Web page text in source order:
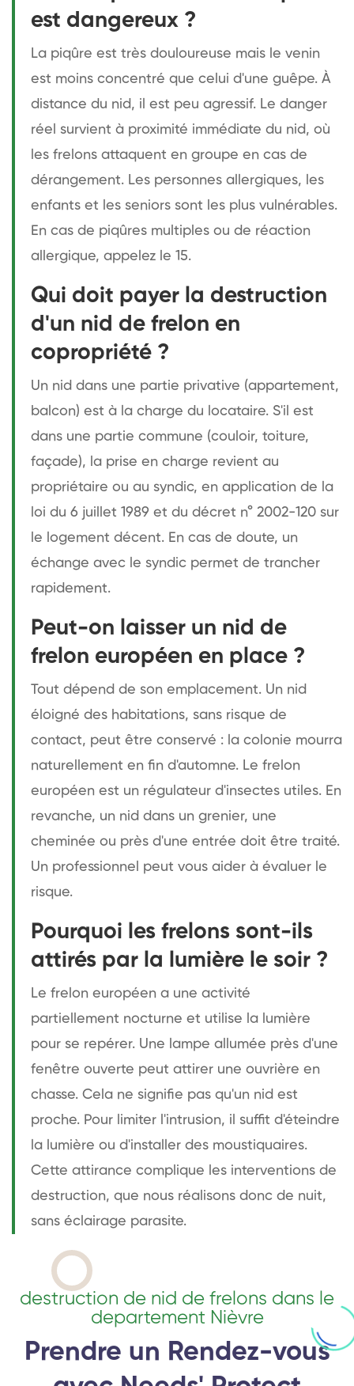
est dangereux ?
La piqûre est très douloureuse mais le venin
est moins concentré que celui d'une guêpe. À
distance du nid, il est peu agressif. Le danger
réel survient à proximité immédiate du nid, où
les frelons attaquent en groupe en cas de
dérangement. Les personnes allergiques, les
enfants et les seniors sont les plus vulnérables.
En cas de piqûres multiples ou de réaction
allergique, appelez le 15.
Qui doit payer la destruction
d'un nid de frelon en
copropriété ?
Un nid dans une partie privative (appartement,
balcon) est à la charge du locataire. S'il est
dans une partie commune (couloir, toiture,
façade), la prise en charge revient au
propriétaire ou au syndic, en application de la
loi du 6 juillet 1989 et du décret n° 2002-120 sur
le logement décent. En cas de doute, un
échange avec le syndic permet de trancher
rapidement.
Peut-on laisser un nid de
frelon européen en place ?
Tout dépend de son emplacement. Un nid
éloigné des habitations, sans risque de
contact, peut être conservé : la colonie mourra
naturellement en fin d'automne. Le frelon
européen est un régulateur d'insectes utiles. En
revanche, un nid dans un grenier, une
cheminée ou près d'une entrée doit être traité.
Un professionnel peut vous aider à évaluer le
risque.
Pourquoi les frelons sont-ils
attirés par la lumière le soir ?
Le frelon européen a une activité
partiellement nocturne et utilise la lumière
pour se repérer. Une lampe allumée près d'une
fenêtre ouverte peut attirer une ouvrière en
chasse. Cela ne signifie pas qu'un nid est
proche. Pour limiter l'intrusion, il suffit d'éteindre
la lumière ou d'installer des moustiquaires.
Cette attirance complique les interventions de
destruction, que nous réalisons donc de nuit,
sans éclairage parasite.
destruction de nid de frelons dans le
departement Nièvre
Prendre un Rendez-vous